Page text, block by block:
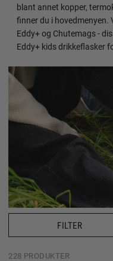
blant annet kopper,
finner du i
Eddy+ og Chutemags -
Eddy+ kids drikkeflasker
FILTER
228 PRODUKTER